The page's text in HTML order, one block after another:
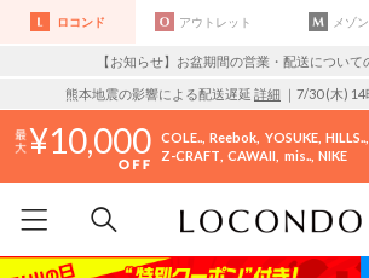
ロコンド アウトレット メゾン
【お知らせ】お盆期間の営業・配送について
熊本地震の影響による配送遅延 詳細 ｜7/30 (木)
10,000 COLE.. Reebok YOSUKE HILLS..
Z-CRAFT CAWAII mis.. NIKE